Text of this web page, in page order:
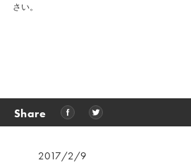
さい。
Share
2017/2/9